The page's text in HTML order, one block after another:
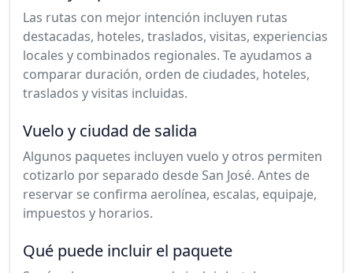
Las rutas con mejor intención incluyen rutas
destacadas, hoteles, traslados, visitas, experiencias
locales y combinados regionales. Te ayudamos a
comparar duración, orden de ciudades, hoteles,
traslados y visitas incluidas.
Vuelo y ciudad de salida
Algunos paquetes incluyen vuelo y otros permiten
cotizarlo por separado desde San José. Antes de
reservar se confirma aerolínea, escalas, equipaje,
impuestos y horarios.
Qué puede incluir el paquete